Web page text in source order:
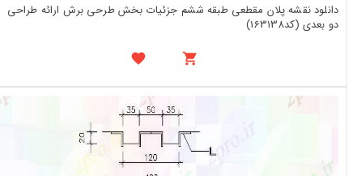
دانلود نقشه پلان مقطعی طبقه ششم جزئیات بخش طرحی برش ارائه طراحی
دو بعدی (کد163138)